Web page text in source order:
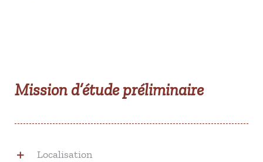
Mission d’étude préliminaire
Localisation